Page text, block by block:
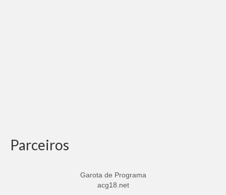
Parceiros
Garota de Programa
acg18.net